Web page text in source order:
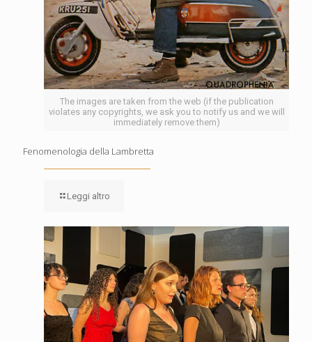
The images are taken from the web (if the publication
violates any copyrights, we ask you to notify us and we will
immediately remove them)
Fenomenologia della Lambretta
Leggi altro